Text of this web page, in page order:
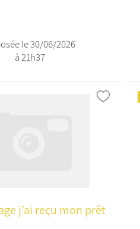
le 30/06/2026
à 21h37
j’ai reçu mon prêt